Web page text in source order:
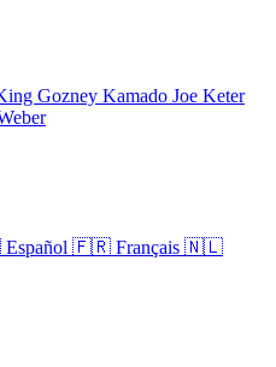
Gozney Kamado Joe Keter
Español 🇫🇷 Français 🇳🇱